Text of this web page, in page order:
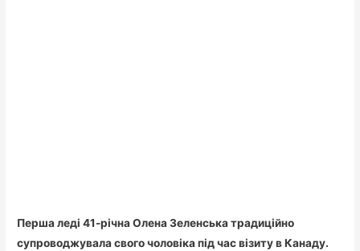
Перша леді 41-річна Олена Зеленська традиційно
супроводжувала свого чоловіка під час візиту в Канаду.